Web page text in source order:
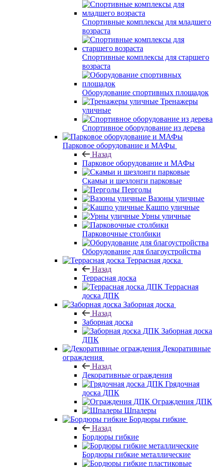
Спортивные комплексы для младшего
возраста
Спортивные комплексы для старшего
возраста
Оборудование спортивных площадок
Тренажеры
уличные
Спортивное оборудование из дерева
Парковое оборудование и МАФы
Назад
Парковое оборудование и МАФы
Скамьи и шезлонги парковые
Перголы
Вазоны уличные
Кашпо уличные
Урны уличные
Парковочные столбики
Оборудование для благоустройства
Террасная доска
Назад
Террасная доска
Террасная
доска ДПК
Заборная доска
Назад
Заборная доска
Заборная доска
ДПК
Декоративные
ограждения
Назад
Декоративные ограждения
Грядочная
доска ДПК
Ограждения ДПК
Шпалеры
Бордюры гибкие
Назад
Бордюры гибкие
Бордюры гибкие металлические